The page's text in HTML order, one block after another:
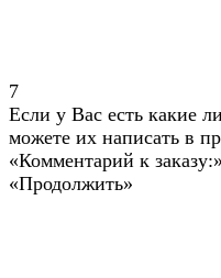
7
Если у Вас есть какие
можете их написать в
«Комментарий к
«Продолжить»